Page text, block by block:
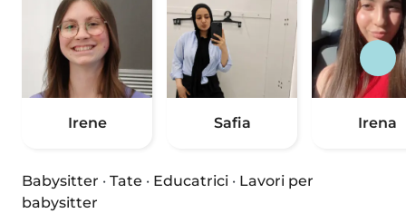
Irene Safia Irena
Babysitter · Tate · Educatrici · Lavori per
babysitter